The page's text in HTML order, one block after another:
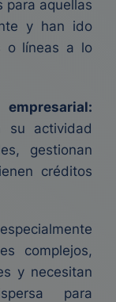
para aquellas
y han ido
o líneas a lo
su actividad
gestionan
créditos
especialmente
complejos,
y necesitan
para